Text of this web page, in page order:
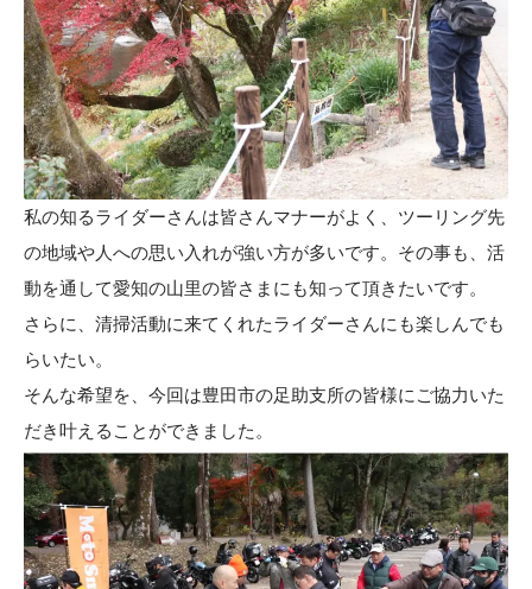
私の知るライダーさんは皆さんマナーがよく、ツーリング先
の地域や人への思い入れが強い方が多いです。その事も、活
動を通して愛知の山里の皆さまにも知って頂きたいです。
さらに、清掃活動に来てくれたライダーさんにも楽しんでも
らいたい。
そんな希望を、今回は豊田市の足助支所の皆様にご協力いた
だき叶えることができました。